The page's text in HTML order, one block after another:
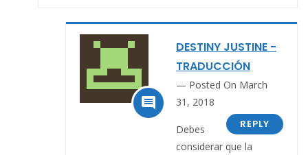

DESTINY JUSTINE -
TRADUCCIÓN
Posted On March
31, 2018
REPLY
Debes
considerar que la